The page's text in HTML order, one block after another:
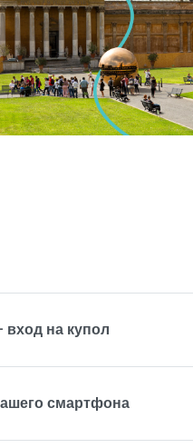
вход на купол
смартфона